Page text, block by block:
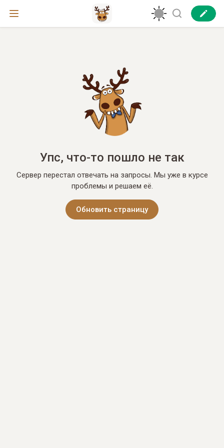
Упс, что-то пошло не так
Сервер перестал отвечать на запросы. Мы уже в курсе
проблемы и решаем её.
Обновить страницу